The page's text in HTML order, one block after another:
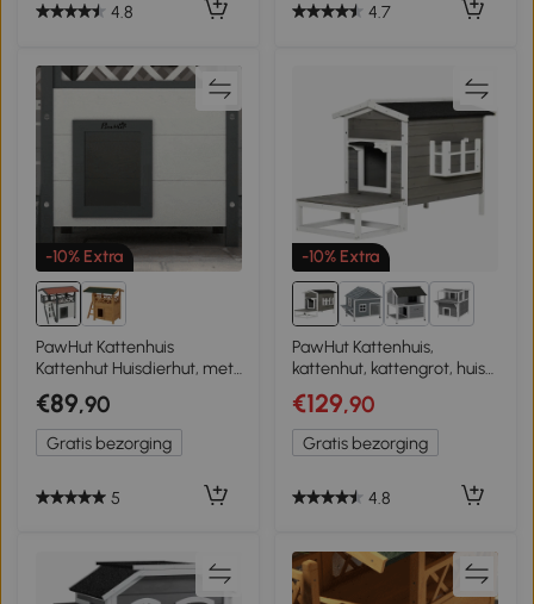
4.8 4.7
-10% Extra
PawHut Kattenhuis
Kattenhut Huisdierhut, met
dak van asfalt, 2
verdiepingen, 1 ladder,
Wit+Rood
€89,90
Gratis bezorging
5
-10% Extra
PawHut Kattenhuis,
kattenhut, kattengrot, huis
voor kleine dieren met
terras katten honden
€129,90
Gratis bezorging
4.8